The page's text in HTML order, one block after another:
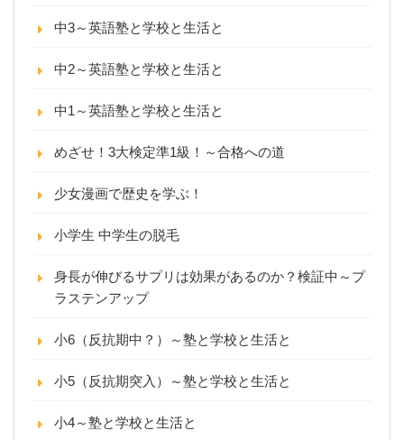
中3～英語塾と学校と生活と
中2～英語塾と学校と生活と
中1～英語塾と学校と生活と
めざせ！3大検定準1級！～合格への道
少女漫画で歴史を学ぶ！
小学生 中学生の脱毛
身長が伸びるサプリは効果があるのか？検証中～プ
ラステンアップ
小6（反抗期中？）～塾と学校と生活と
小5（反抗期突入）～塾と学校と生活と
小4～塾と学校と生活と